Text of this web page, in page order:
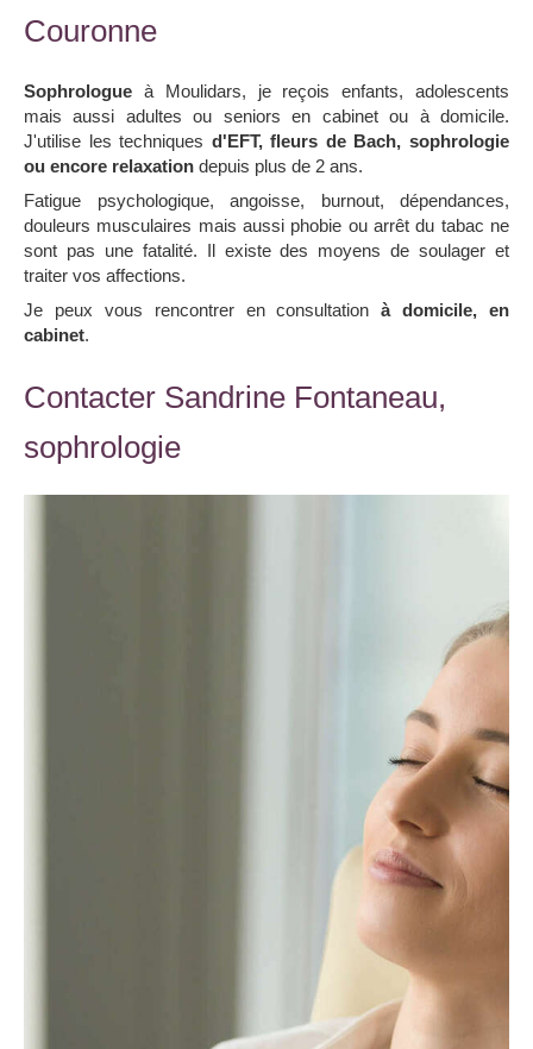
Couronne
Sophrologue à Moulidars, je reçois enfants, adolescents
mais aussi adultes ou seniors en cabinet ou à domicile.
J'utilise les techniques d'EFT, fleurs de Bach, sophrologie
ou encore relaxation depuis plus de 2 ans.
Fatigue psychologique, angoisse, burnout, dépendances,
douleurs musculaires mais aussi phobie ou arrêt du tabac ne
sont pas une fatalité. Il existe des moyens de soulager et
traiter vos affections.
Je peux vous rencontrer en consultationà domicile, en
cabinet.
Contacter Sandrine Fontaneau,
sophrologie